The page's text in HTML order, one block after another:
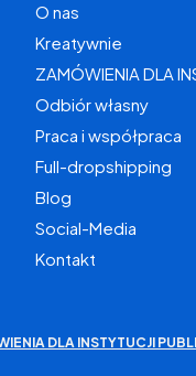
O nas
Kreatywnie
ZAMÓWIENIA DLA
Odbiór własny
Praca i współpraca
Full-dropshipping
Blog
Social-Media
Kontakt
DLA INSTYTUCJI